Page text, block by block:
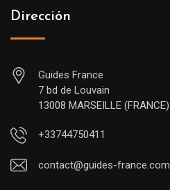
Dirección
Guides France
7 bd de Louvain
13008 MARSEILLE (FRANCE)
+33744750411
contact@guides-france.com